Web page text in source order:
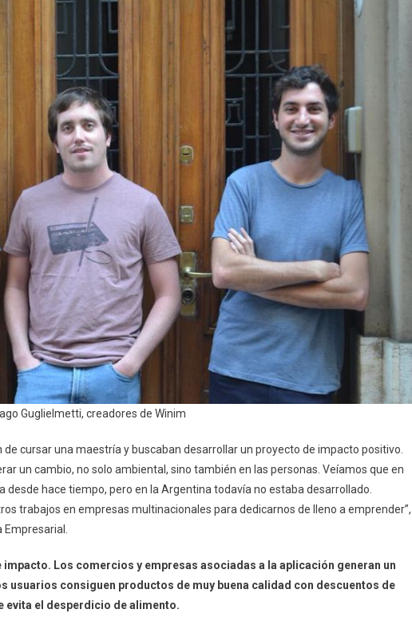
En
Nuestro
País
Guglielmetti, creadores de Winim
cursar una maestría y buscaban desarrollar un proyecto de impacto positivo.
un cambio, no solo ambiental, sino también en las personas. Veíamos que en
desde hace tiempo, pero en la Argentina todavía no estaba desarrollado.
trabajos en empresas multinacionales para dedicarnos de lleno a emprender”,
Los comercios y empresas asociadas a la aplicación generan un
usuarios consiguen productos de muy buena calidad con descuentos de
evita el desperdicio de alimento.